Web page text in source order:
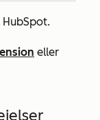
eller